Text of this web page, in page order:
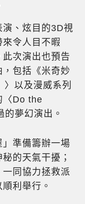
、炫目的3D視
令人目不暇
次演出也預告
包括《米奇妙
以及漫威系列
〈Do the
夢幻演出。
準備籌辦一場
的天氣干擾；
同協力拯救派
利舉行。